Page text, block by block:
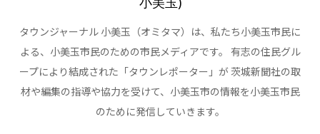
タウンジャーナル 小美玉（オミタマ）は、私たち小美玉市民に
よる、小美玉市民のための市民メディアです。 有志の住民グル
ープにより結成された「タウンレポーター」が 茨城新聞社の取
材や編集の指導や協力を受けて、小美玉市の情報を小美玉市民
のために発信していきます。